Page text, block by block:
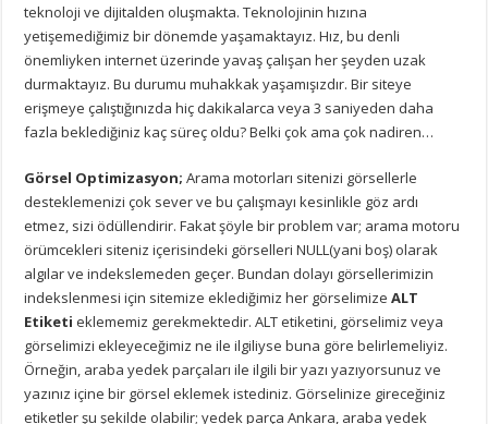
teknoloji ve dijitalden oluşmakta. Teknolojinin hızına
yetişemediğimiz bir dönemde yaşamaktayız. Hız, bu denli
önemliyken internet üzerinde yavaş çalışan her şeyden uzak
durmaktayız. Bu durumu muhakkak yaşamışızdır. Bir siteye
erişmeye çalıştığınızda hiç dakikalarca veya 3 saniyeden daha
fazla beklediğiniz kaç süreç oldu? Belki çok ama çok nadiren…
Görsel Optimizasyon;Arama motorları sitenizi görsellerle
desteklemenizi çok sever ve bu çalışmayı kesinlikle göz ardı
etmez, sizi ödüllendirir. Fakat şöyle bir problem var; arama motoru
örümcekleri siteniz içerisindeki görselleri NULL(yani boş) olarak
algılar ve indekslemeden geçer. Bundan dolayı görsellerimizin
indekslenmesi için sitemize eklediğimiz her görselimizeALT
Etiketieklememiz gerekmektedir. ALT etiketini, görselimiz veya
görselimizi ekleyeceğimiz ne ile ilgiliyse buna göre belirlemeliyiz.
Örneğin, araba yedek parçaları ile ilgili bir yazı yazıyorsunuz ve
yazınız içine bir görsel eklemek istediniz. Görselinize gireceğiniz
etiketler şu şekilde olabilir; yedek parça Ankara, araba yedek